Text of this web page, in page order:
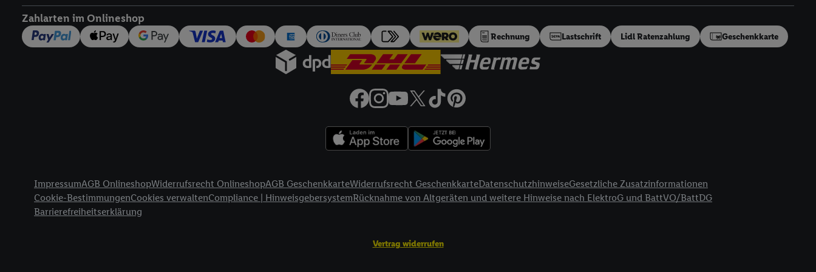
Zahlarten im Onlineshop
Rechnung Lastschrift Lidl Ratenzahlung Geschenkkarte
ImpressumAGB OnlineshopWiderrufsrecht OnlineshopAGB GeschenkkarteWiderrufsrecht GeschenkkarteDatenschutzhinweiseGesetzliche Zusatzinformationen
Cookie-BestimmungenCookies verwaltenCompliance | HinweisgebersystemRücknahme von Altgeräten und weitere Hinweise nach ElektroG und BattVO/BattDG
Barrierefreiheitserklärung
Vertrag widerrufen
widerrufen - jederzeit auch überdas Datenschutzportal von Utiq („consenthub“)oder über „Anpassen“/„Nutzung der
die Lidl-Dienste) widerrufen. Weitere Informationen finden Sie in denDatenschutzbestimmungen von Utiq.
Durch einen Klick auf „Ablehnen“ können Sie nur den Einsatz notwendiger Techniken zulassen. Durch einen Klick auf
„Zustimmen“ stimmen Sie allen Verarbeitungen zu sämtlichen vorgenannten Zwecken unter Einbindung sämtlicher
jederzeit mit Wirkung für die Zukunft zu widerrufen, finden Sie in unserenDatenschutzbestimmungen
Unter „Anpassen“ können Sie einzelne Verwendungszwecke oder Partner zulassen; das gilt auch für die
Gewährleistung der Sicherheit, Verhinderung und Aufdeckung von Betrug und Fehlerbehebung, Bereitstellung und
Verknüpfung verschiedener Endgeräte, Identifikation von Geräten anhand automatisch übermittelter Informationen,
Messung des Erfolgs von Werbekampagnen durch TTD und Nutzung der Telekommunikations-basierten Utiq-
Zugriff auf Informationen auf einem Endgerät. Entwicklung und Verbesserung der Angebote. Analyse von